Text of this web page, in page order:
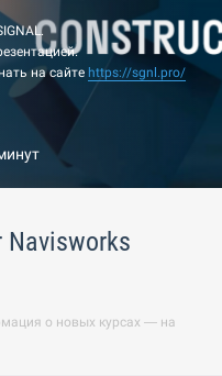
на сайте https://sgnl.pro/
Navisworks
о новых курсах — на